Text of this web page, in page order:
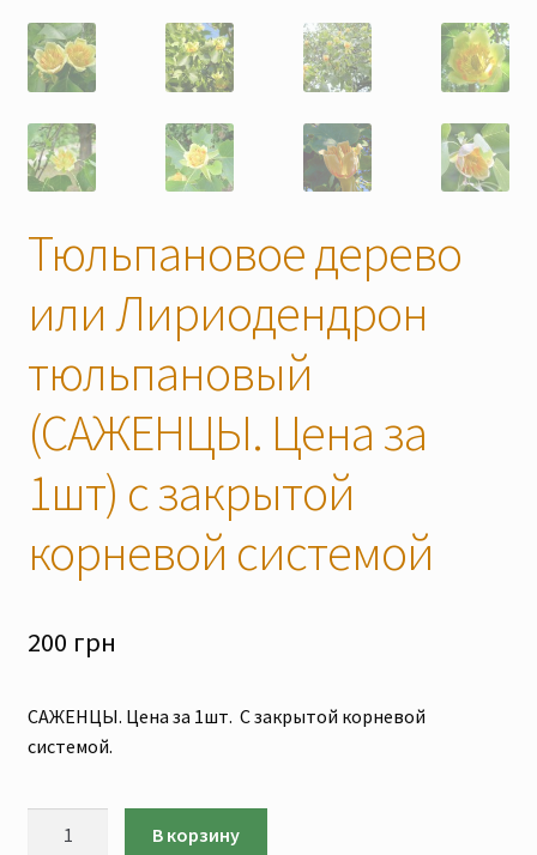
Тюльпановое дерево
или Лириодендрон
тюльпановый
(САЖЕНЦЫ. Цена за
1шт) с закрытой
корневой системой
200 грн
САЖЕНЦЫ. Цена за 1шт. С закрытой корневой
системой.
В корзину